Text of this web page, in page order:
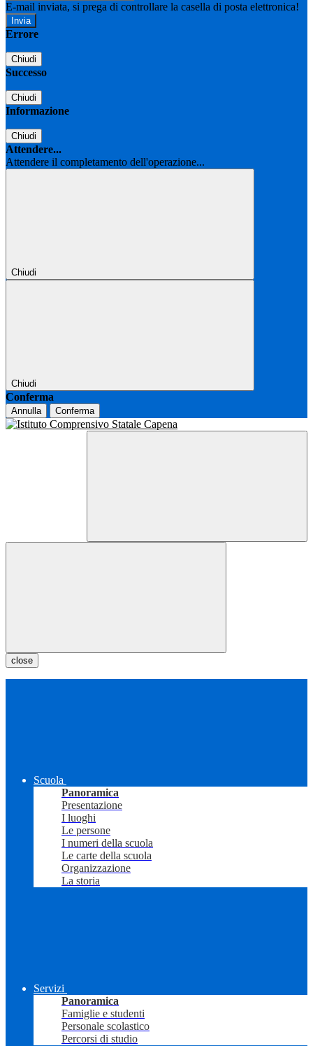
E-mail inviata, si prega di controllare la casella di posta elettronica!
Errore
Chiudi
Successo
Chiudi
Informazione
Chiudi
Attendere...
Attendere il completamento dell'operazione...
Chiudi
Chiudi
Conferma
Annulla Conferma
close
Scuola
Panoramica
Presentazione
I luoghi
Le persone
I numeri della scuola
Le carte della scuola
Organizzazione
La storia
Servizi
Panoramica
Famiglie e studenti
Personale scolastico
Percorsi di studio